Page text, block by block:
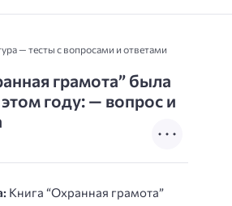
— тесты с вопросами и ответами
грамота” была
году: — вопрос и
Книга “Охранная грамота”